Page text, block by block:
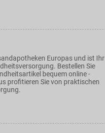
Europas und ist Ihr
Bestellen Sie
bequem online -
profitieren Sie von praktischen